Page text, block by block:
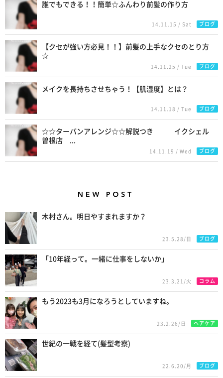
誰でもできる！！簡単☆ふんわり前髪の作り方
14.11.15 / Sat ブログ
【クセが強い方必見！！】前髪の上手なクセのとり方
☆
14.11.25 / Tue ブログ
メイクを長持ちさせちゃう！【肌湿度】とは？
14.11.18 / Tue ブログ
☆☆ターバンアレンジ☆☆解説つき イクシェル
曽根店 ...
14.11.19 / Wed ブログ
木村さん。明日やすまれますか？
23.5.28/日 ブログ
「10年経って。一緒に仕事をしないか」
23.3.21/火 コラム
もう2023も3月になろうとしていますね。
23.2.26/日 ヘアケア
世紀の一戦を経て(髪型考察)
22.6.20/月 ブログ